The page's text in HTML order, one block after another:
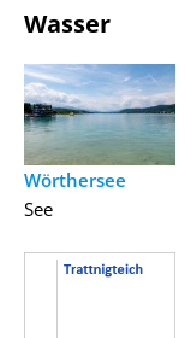
Wasser
Wörthersee
See